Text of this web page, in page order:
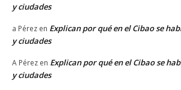
y ciudades
a Pérez en Explican por qué en el Cibao se
y ciudades
A Pérez en Explican por qué en el Cibao se
y ciudades